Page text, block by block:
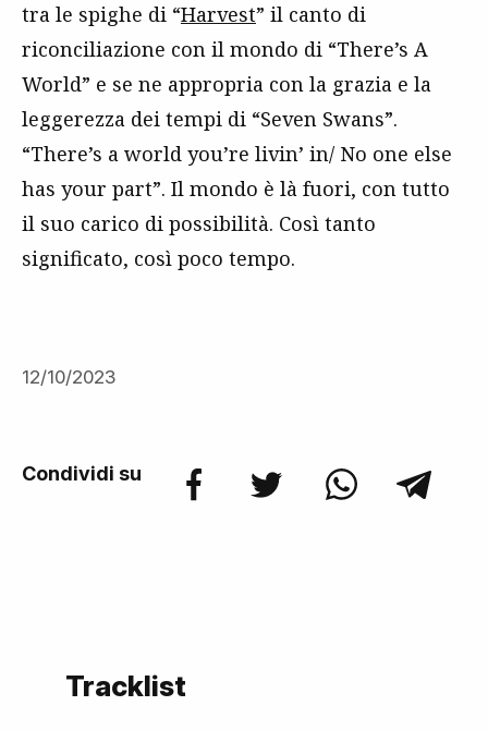
tra le spighe di “Harvest” il canto di
riconciliazione con il mondo di “There’s A
World” e se ne appropria con la grazia e la
leggerezza dei tempi di “Seven Swans”.
“There’s a world you’re livin’ in/ No one else
has your part”. Il mondo è là fuori, con tutto
il suo carico di possibilità. Così tanto
significato, così poco tempo.
12/10/2023
Condividi su
Tracklist